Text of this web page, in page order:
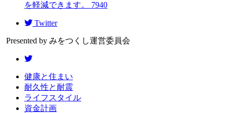
を軽減できます。 7940
Twitter
Presented by みをつくし運営委員会
健康と住まい
耐久性と耐震
ライフスタイル
資金計画